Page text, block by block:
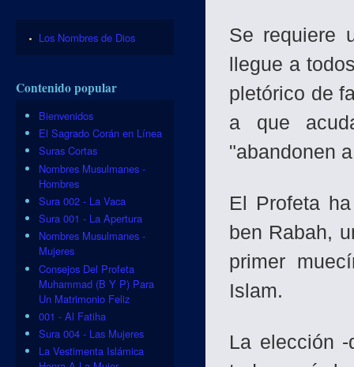
Se requiere
llegue a
pletórico de
a que
"abandonen
El Profeta
ben Rabah,
primer
Islam.
La elección
Los Nombres de Dios
Contenido popular
Bienvenidos
El Sagrado Corán en Línea
Suras Cortas
Nombres Musulmanes -
Hombres
Sura 002 - La Vaca
Sura 001 - La Apertura
Nombres Musulmanes -
Mujeres
Consejos Del Profeta
Muhammad (B Y P) Para
Un Matrimonio Feliz
001 - Al Fatiha
Sura 004 - Las Mujeres
La Vestimenta Islámica